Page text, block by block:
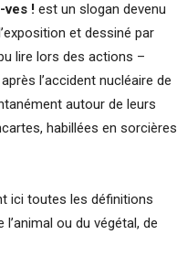
ves ! est un slogan devenu
et dessiné par
lire lors des actions –
l’accident nucléaire de
autour de leurs
habillées en sorcières
ici toutes les définitions
ou du végétal, de